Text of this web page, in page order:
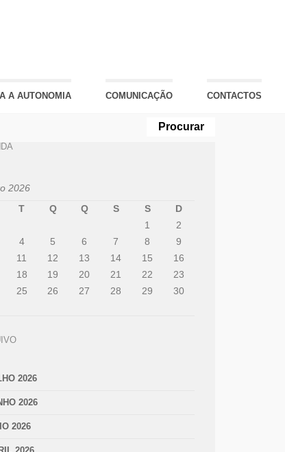
A AUTONOMIA COMUNICAÇÃO CONTACTOS
2026
T Q Q S S
D
1
2
4 5 6 7 8
9
11 12 13 14 15
16
18 19 20 21 22
23
25 26 27 28 29
30
2026
2026
2026